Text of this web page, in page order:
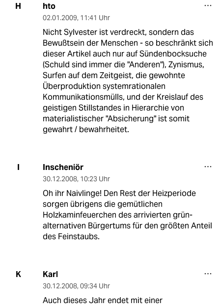
H hto
02.01.2009, 11:41 Uhr
Nicht Sylvester ist verdreckt, sondern das
Bewußtsein der Menschen - so beschränkt sich
dieser Artikel auch nur auf Sündenbocksuche
(Schuld sind immer die "Anderen"), Zynismus,
Surfen auf dem Zeitgeist, die gewohnte
Überproduktion systemrationalen
Kommunikationsmülls, und der Kreislauf des
geistigen Stillstandes in Hierarchie von
materialistischer "Absicherung" ist somit
gewahrt / bewahrheitet.
I Inscheniör
30.12.2008, 10:23 Uhr
Oh ihr Naivlinge! Den Rest der Heizperiode
sorgen übrigens die gemütlichen
Holzkaminfeuerchen des arrivierten grün-
alternativen Bürgertums für den größten Anteil
des Feinstaubs.
K Karl
30.12.2008, 09:34 Uhr
Auch dieses Jahr endet mit einer